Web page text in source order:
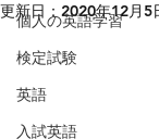
個人の英語学習
検定試験
英語
入試英語
更新日： 2020年12月5